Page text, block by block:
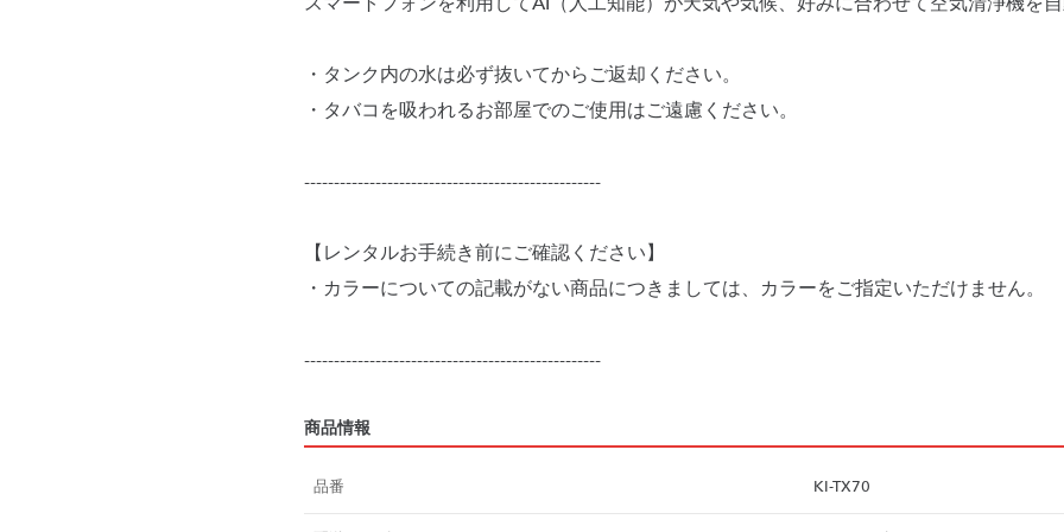
・タンク内の水は必ず抜いてからご返却ください。
・タバコを吸われるお部屋でのご使用はご遠慮ください。
--------------------------------------------------
【レンタルお手続き前にご確認ください】
・カラーについての記載がない商品につきましては、カラーをご指定いただけません。
商品情報
品番 KI-TX70